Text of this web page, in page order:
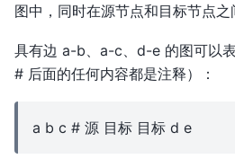
图中，同时在源节点和目标节点之
具有边 a-b、a-c、d-e 的图可以
# 后面的任何内容都是注释）：
a b c # 源 目标 目标 d e